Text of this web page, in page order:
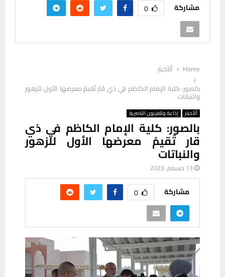
مشاركة 0
Home
ألأخبار
بالصور: كلية الإمام الكاظم في ذي قار تُقيمُ معرضها الأول للزهور
والنباتات
ألأخبار إذاعة وتلفزيون الناصرية
بالصور: كلية الإمام الكاظم في ذي
قار تُقيمُ معرضها الأول للزهور
والنباتات
13 ديسمبر، 2023
مشاركة 0